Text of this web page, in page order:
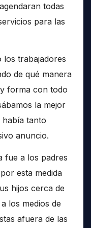
todas
para las
trabajadores
de qué manera
forma con todo
la mejor
había tanto
anuncio.
fue a los padres
esta medida
hijos cerca de
los medios de
afuera de las